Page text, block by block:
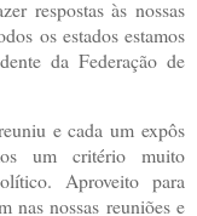
respostas às nossas
os estados estamos
da Federação de
e cada um expôs
um critério muito
Aproveito para
nas nossas reuniões e